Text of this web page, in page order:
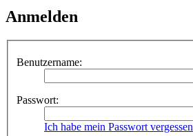
Anmelden
Benutzername:
Passwort:
Ich habe mein Passwort vergessen